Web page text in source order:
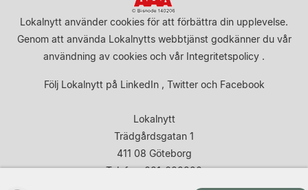
Lokalnytt använder cookies för att förbättra din upplevelse.
Genom att använda Lokalnytts webbtjänst godkänner du vår
användning av cookies och vår Integritetspolicy .
Följ Lokalnytt på LinkedIn, Twitteroch Facebook
Lokalnytt
Trädgårdsgatan 1
411 08 Göteborg
Telefon: 031-683920